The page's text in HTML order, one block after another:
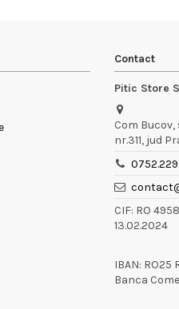
Contact
Pitic Store
Com
nr.311, jud
CIF: RO
13.02.2024
IBAN: RO25
Banca